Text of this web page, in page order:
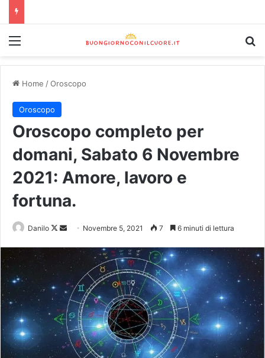
Home /Oroscopo
Oroscopo
Oroscopo completo per
domani, Sabato 6 Novembre
2021: Amore, lavoro e
fortuna.
Danilo Novembre 5, 2021 7 6 minuti di lettura